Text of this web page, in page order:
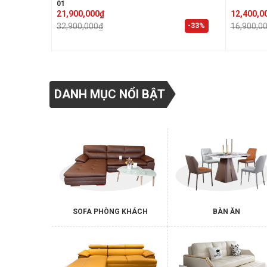
-33%
01
32,900,000₫
Original
price
was:
21,900,000₫
Current
price
is:
Original
price
was:
Current
price
is:
DANH MỤC NỔI BẬT
SOFA PHÒNG KHÁCH BÀN ĂN